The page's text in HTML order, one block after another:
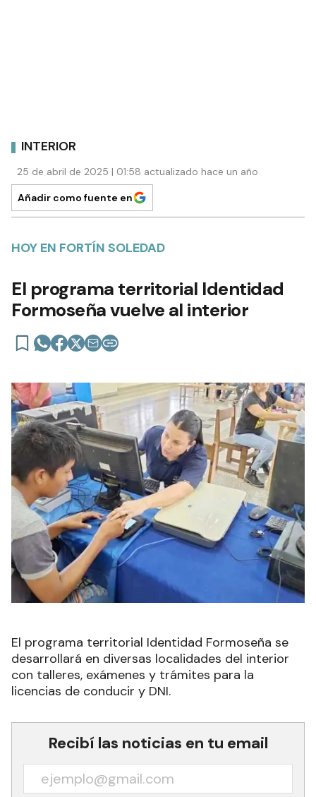
INTERIOR
25 de abril de 2025 | 01:58 actualizado hace un año
Añadir como fuente en
HOY EN FORTÍN SOLEDAD
El programa territorial Identidad
Formoseña vuelve al interior
El programa territorial Identidad Formoseña se
desarrollará en diversas localidades del interior
con talleres, exámenes y trámites para la
licencias de conducir y DNI.
Recibí las noticias en tu email